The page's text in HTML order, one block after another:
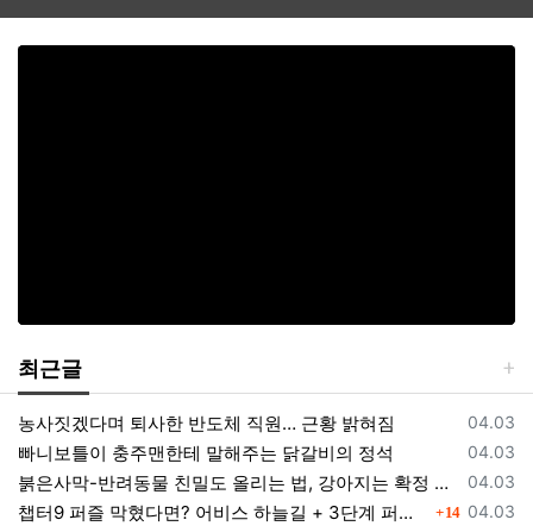
최근글
등록일
04.03
농사짓겠다며 퇴사한 반도체 직원… 근황 밝혀짐
등록일
04.03
빠니보틀이 충주맨한테 말해주는 닭갈비의 정석
등록일
04.03
붉은사막-반려동물 친밀도 올리는 법, 강아지는 확정 고양이는 조건 확인
등록일
04.03
챕터9 퍼즐 막혔다면? 어비스 하늘길 + 3단계 퍼즐 공략 순서 정리 (길찾기 포함) 댓글
14